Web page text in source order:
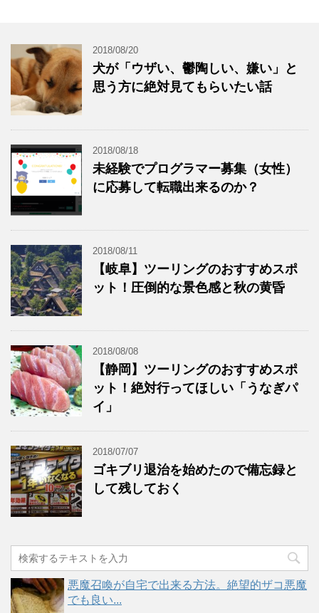
2018/08/20
犬が「ウザい、鬱陶しい、嫌い」と
思う方に絶対見てもらいたい話
2018/08/18
未経験でプログラマー募集（女性）
に応募して転職出来るのか？
2018/08/11
【岐阜】ツーリングのおすすめスポ
ット！圧倒的な景色感と秋の黄昏
2018/08/08
【静岡】ツーリングのおすすめスポ
ット！絶対行ってほしい「うなぎパ
イ」
2018/07/07
ゴキブリ退治を始めたので備忘録と
して残しておく
悪魔召喚が自宅で出来る方法。絶望的ザコ悪魔
でも良い...